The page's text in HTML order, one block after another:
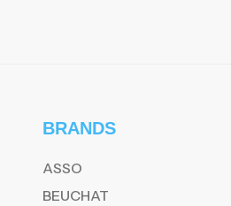
BRANDS
ASSO
BEUCHAT